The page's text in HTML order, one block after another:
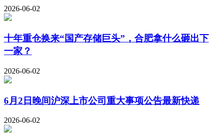
2026-06-02
十年重仓换来“国产存储巨头”，合肥拿什么砸出下
一家？
2026-06-02
6月2日晚间沪深上市公司重大事项公告最新快递
2026-06-02